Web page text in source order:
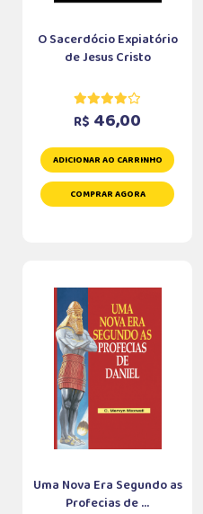
O Sacerdócio Expiatório
de Jesus Cristo
R$ 46,00
ADICIONAR AO CARRINHO
COMPRAR AGORA
Uma Nova Era Segundo as
Profecias de ...